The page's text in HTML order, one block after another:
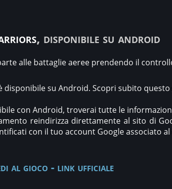
, disponibile su android
alle battaglie aeree prendendo il
disponibile su Android. Scopri subito
con Android, troverai tutte le
reindirizza direttamente al sito di
con il tuo account Google associato
al gioco - link ufficiale